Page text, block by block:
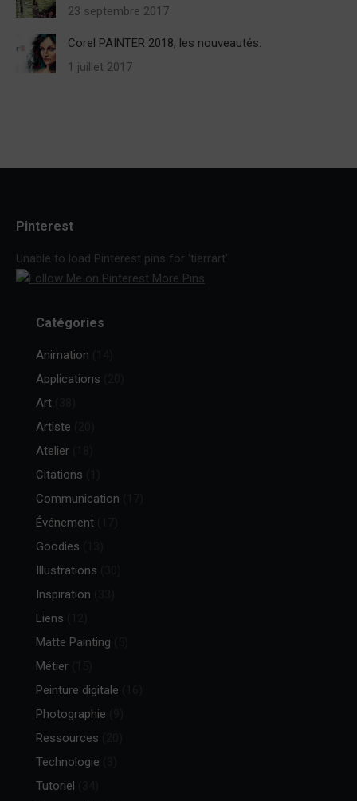
23 septembre 2017
Corel PAINTER 2018, les nouveautés.
1 juillet 2017
Pinterest
Unable to load Pinterest pins for 'tierrart'
More Pins
Catégories
Animation
Applications
Art
Artiste
Atelier
Citations
Communication
Événement
Goodies
Illustrations
Inspiration
Liens
Matte Painting
Métier
Peinture digitale
Photographie
Ressources
Technologie
Tutoriel